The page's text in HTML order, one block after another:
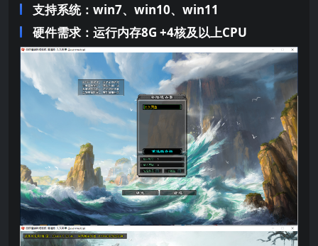
支持系统：win7、win10、win11
硬件需求：运行内存8G +4核及以上CPU